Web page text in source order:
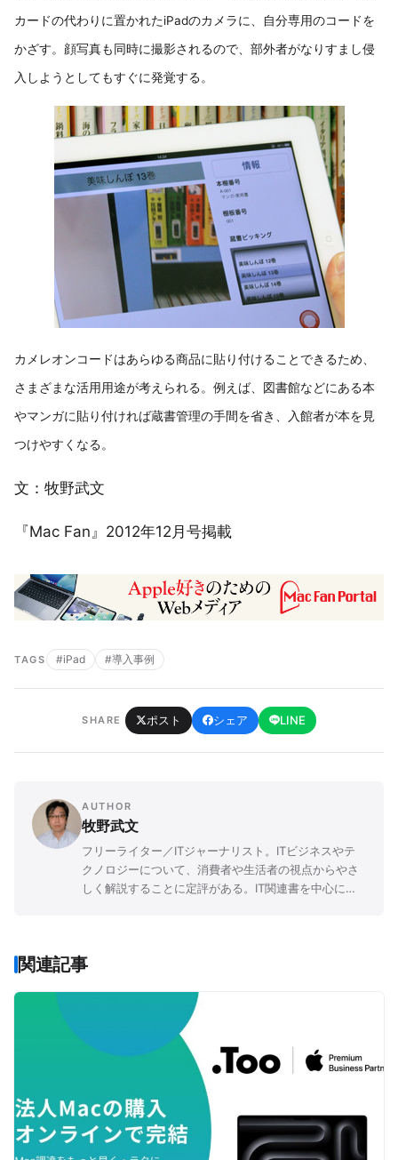
カードの代わりに置かれたiPadのカメラに、自分専用のコードを
かざす。顔写真も同時に撮影されるので、部外者がなりすまし侵
入しようとしてもすぐに発覚する。
カメレオンコードはあらゆる商品に貼り付けることできるため、
さまざまな活用用途が考えられる。例えば、図書館などにある本
やマンガに貼り付ければ蔵書管理の手間を省き、入館者が本を見
つけやすくなる。
文：牧野武文
『Mac Fan』2012年12月号掲載
TAGS #iPad #導入事例
SHARE ポスト シェア LINE
AUTHOR
牧野武文
フリーライター／ITジャーナリスト。ITビジネスやテ
クノロジーについて、消費者や生活者の視点からやさ
しく解説することに定評がある。IT関連書を中心に
関連記事